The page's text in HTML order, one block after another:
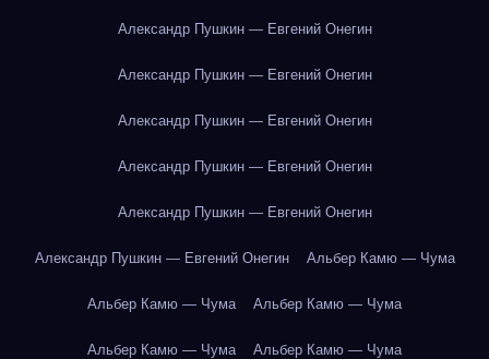
Александр Пушкин — Евгений Онегин
Александр Пушкин — Евгений Онегин
Александр Пушкин — Евгений Онегин
Александр Пушкин — Евгений Онегин
Александр Пушкин — Евгений Онегин
Александр Пушкин — Евгений Онегин Альбер Камю — Чума
Альбер Камю — Чума Альбер Камю — Чума
Альбер Камю — Чума Альбер Камю — Чума